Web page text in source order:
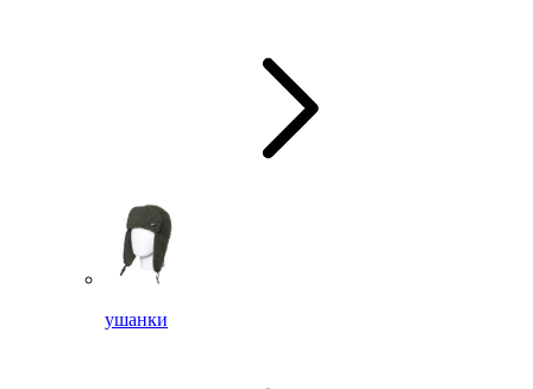
ушанки